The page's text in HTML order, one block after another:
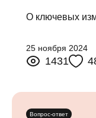
О ключевых
25 ноября 2024
1431
Вопрос-ответ